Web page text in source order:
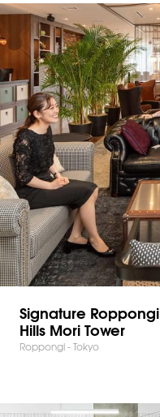
Signature Roppongi
Hills Mori Tower
Roppongi - Tokyo